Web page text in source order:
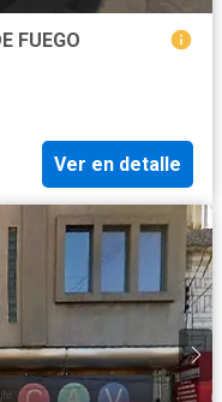
FUEGO
Ver en detalle